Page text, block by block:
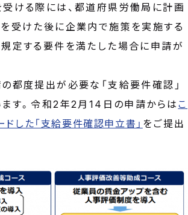
ける際には、都道府県労働局に計画
受けた後に企業内で施策を実施する
定する要件を満たした場合に申請が
都度提出が必要な「支給要件確認」
す。令和2年2月14日の申請からは こ
ドした「支給要件確認申立書」 をご提出